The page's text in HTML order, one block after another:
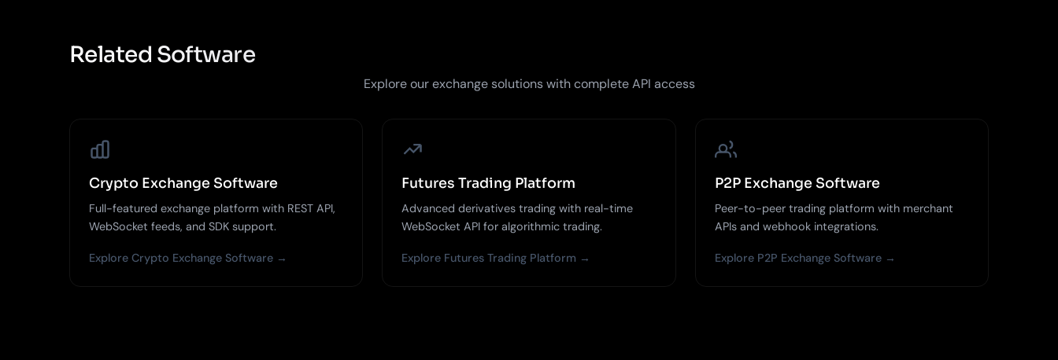
Related Software
Explore our exchange solutions with complete API access
Crypto Exchange Software
Full-featured exchange platform with REST API,
WebSocket feeds, and SDK support.
Explore Crypto Exchange Software →
Futures Trading Platform
Advanced derivatives trading with real-time
WebSocket API for algorithmic trading.
Explore Futures Trading Platform →
P2P Exchange Software
Peer-to-peer trading platform with merchant
APIs and webhook integrations.
Explore P2P Exchange Software →